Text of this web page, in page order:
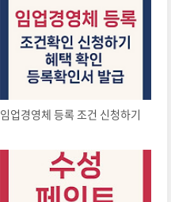
임업경영체 등록 조건 신청하기